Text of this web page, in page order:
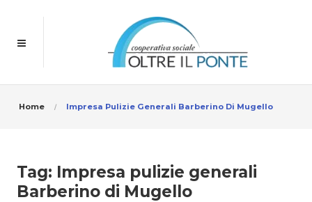
Home Impresa Pulizie Generali Barberino Di Mugello
Tag: Impresa pulizie generali
Barberino di Mugello